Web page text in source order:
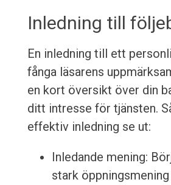
Inledning till
En inledning till ett
fånga läsarens
en kort översikt över din
ditt intresse för tjänsten.
effektiv inledning se ut:
Inledande mening:
stark